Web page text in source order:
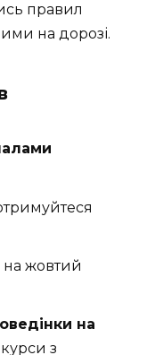
правил
на дорозі.
на жовтий
на
з